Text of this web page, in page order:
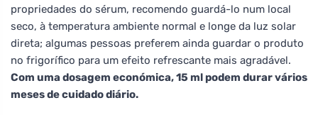
propriedades do sérum, recomendo guardá-lo num local
seco, à temperatura ambiente normal e longe da luz solar
direta; algumas pessoas preferem ainda guardar o produto
no frigorífico para um efeito refrescante mais agradável.
Com uma dosagem económica, 15 ml podem durar vários
meses de cuidado diário.